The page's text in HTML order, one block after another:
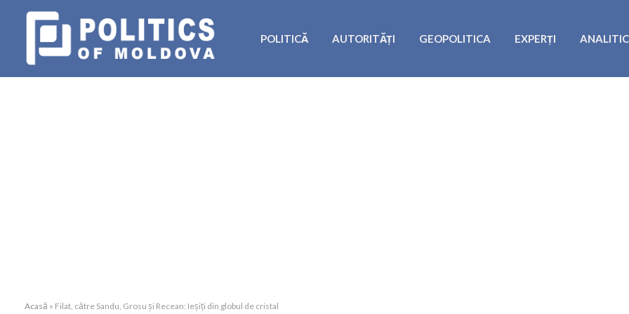
POLITICĂ AUTORITĂȚI GEOPOLITICA EXPERȚI
Acasă » Filat, către Sandu, Grosu și Recean: Ieșiți din globul de cristal